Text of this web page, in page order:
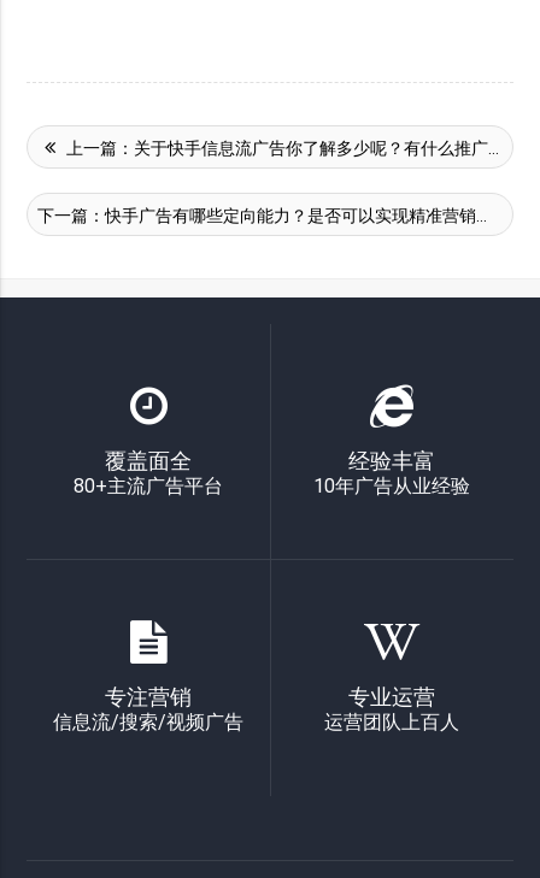
上一篇： 关于快手信息流广告你了解多少呢？有什么推广优势？
下一篇：快手广告有哪些定向能力？是否可以实现精准营销？
覆盖面全
80+主流广告平台
经验丰富
10年广告从业经验
专注营销
信息流/搜索/视频广告
专业运营
运营团队上百人